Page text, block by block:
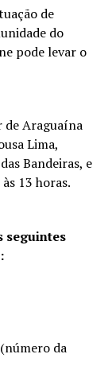
de
do
pode levar o
de Araguaína
Lima,
Bandeiras, e
13 horas.
seguintes
da